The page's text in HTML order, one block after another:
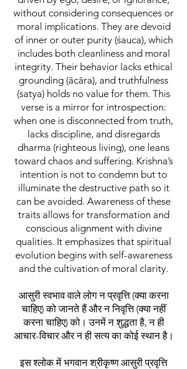
without considering consequences or
moral implications. They are devoid
of inner or outer purity (śauca), which
includes both cleanliness and moral
integrity. Their behavior lacks ethical
grounding (ācāra), and truthfulness
(satya) holds no value for them. This
verse is a mirror for introspection:
when one is disconnected from truth,
lacks discipline, and disregards
dharma (righteous living), one leans
toward chaos and suffering. Krishna’s
intention is not to condemn but to
illuminate the destructive path so it
can be avoided. Awareness of these
traits allows for transformation and
conscious alignment with divine
qualities. It emphasizes that spiritual
evolution begins with self-awareness
and the cultivation of moral clarity.
आसुरी स्वभाव वाले लोग न प्रवृत्ति (क्या करना
चाहिए) को जानते हैं और न निवृत्ति (क्या नहीं
करना चाहिए) को। उनमें न शुद्धता है, न ही
आचार-विचार और न ही सत्य का कोई स्थान है।
इस श्लोक में भगवान श्रीकृष्ण आसुरी प्रवृत्ति